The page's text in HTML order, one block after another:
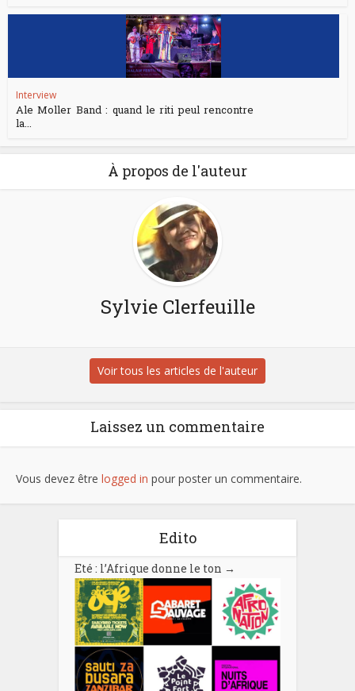
Interview
Ale Moller Band : quand le riti peul rencontre
la...
À propos de l'auteur
Sylvie Clerfeuille
Voir tous les articles de l'auteur
Laissez un commentaire
Vous devez être logged in pour poster un commentaire.
Edito
Eté : l’Afrique donne le ton →